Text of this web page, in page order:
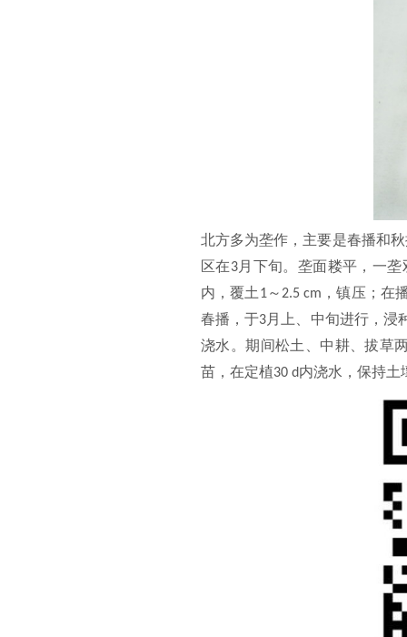
北方多为垄作，主要是春播和
区在3月下旬。垄面耧平，一
内，覆土 1 ～2.5 cm ，镇压；在
春播，于3月上、中旬进行，浸
浇水。期间松土、中耕、拔草
苗，在定植30 d内浇水，保持土